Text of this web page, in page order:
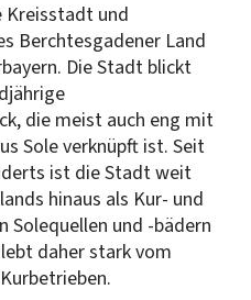
Kreisstadt und
Berchtesgadener Land
Die Stadt blickt
die meist auch eng mit
Sole verknüpft ist. Seit
ist die Stadt weit
hinaus als Kur- und
Solequellen und -bädern
daher stark vom